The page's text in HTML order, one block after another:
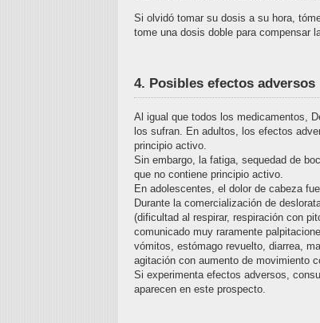
Si olvidó tomar su dosis a su hora,
tome una dosis doble para compensar
4. Posibles efectos adversos
Al igual que todos los medicamentos,
los sufran. En adultos, los efectos
principio activo.
Sin embargo, la fatiga, sequedad de
que no contiene principio activo.
En adolescentes, el dolor de cabeza
Durante la comercialización de
(dificultad al respirar, respiración con
comunicado muy raramente
vómitos, estómago revuelto, diarrea,
agitación con aumento de movimiento
Si experimenta efectos adversos,
aparecen en este prospecto.